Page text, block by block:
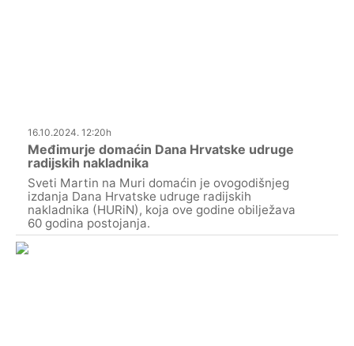
16.10.2024. 12:20h
Međimurje domaćin Dana Hrvatske udruge
radijskih nakladnika
Sveti Martin na Muri domaćin je ovogodišnjeg
izdanja Dana Hrvatske udruge radijskih
nakladnika (HURiN), koja ove godine obilježava
60 godina postojanja.